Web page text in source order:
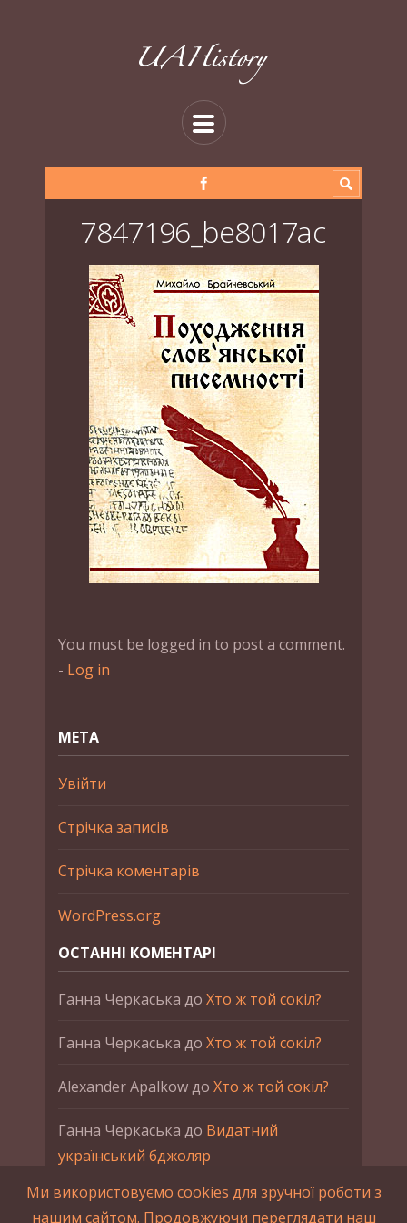
7847196_be8017ac
You must be logged in to post a comment.
- Log in
МЕТА
Увійти
Стрічка записів
Стрічка коментарів
WordPress.org
ОСТАННІ КОМЕНТАРІ
Ганна Черкаська до Хто ж той сокіл?
Ганна Черкаська до Хто ж той сокіл?
Alexander Apalkowдо Хто ж той сокіл?
Ганна Черкаська до Видатний
український бджоляр
Ганна ЧеркаськадоПетро Франко
Ми використовуємо cookies для зручної роботи з
нашим сайтом. Продовжуючи переглядати наш